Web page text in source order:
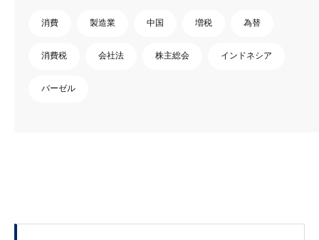
消費 製造業 中国 増税 為替
消費税 会社法 株主総会 インドネシア
バーゼル